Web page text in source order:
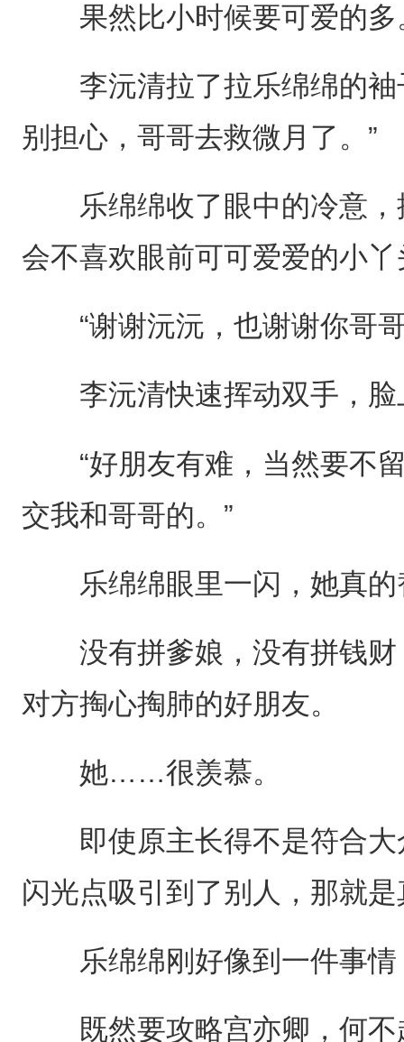
果然比小时候要可爱的多
李沅清拉了拉乐绵绵的袖
别担心，哥哥去救微月了。”
乐绵绵收了眼中的冷意，
会不喜欢眼前可可爱爱的小丫
“谢谢沅沅，也谢谢你哥哥
李沅清快速挥动双手，脸
“好朋友有难，当然要不留
交我和哥哥的。”
乐绵绵眼里一闪，她真的
没有拼爹娘，没有拼钱财
对方掏心掏肺的好朋友。
她……很羡慕。
即使原主长得不是符合大
闪光点吸引到了别人，那就
乐绵绵刚好像到一件事情
既然要攻略宫亦卿，何不